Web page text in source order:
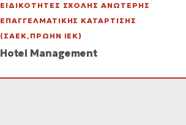
ΕΙΔΙΚΟΤΗΤΕΣ ΣΧΟΛΗΣ ΑΝΩΤΕΡΗΣ
ΕΠΑΓΓΕΛΜΑΤΙΚΗΣ ΚΑΤΑΡΤΙΣΗΣ
(ΣΑΕΚ,ΠΡΩΗΝ ΙΕΚ)
Hotel Management